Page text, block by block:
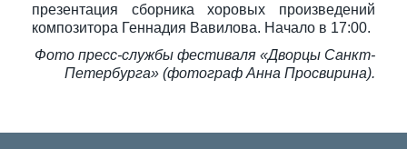
презентация сборника хоровых произведений
композитора Геннадия Вавилова. Начало в 17:00.
Фото пресс-службы фестиваля «Дворцы Санкт-
Петербурга» (фотограф Анна Просвирина).